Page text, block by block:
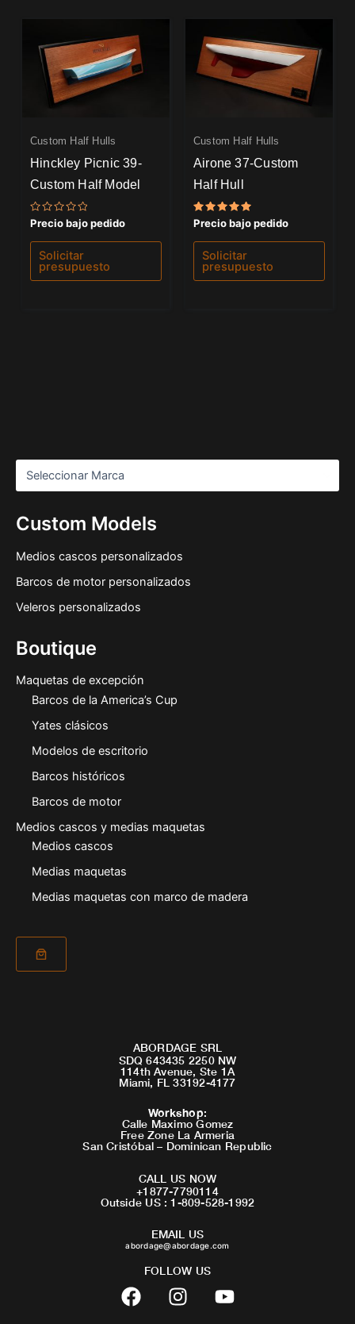
Custom Models
Medios cascos personalizados
Barcos de motor personalizados
Veleros personalizados
Boutique
Maquetas de excepción
Barcos de la America’s Cup
Yates clásicos
Modelos de escritorio
Barcos históricos
Barcos de motor
Medios cascos y medias maquetas
Medios cascos
Medias maquetas
Medias maquetas con marco de madera
Custom Half Hulls
Hinckley Picnic 39-
Custom Half Model
Valorado
con
0
de
Precio bajo pedido
Solicitar
presupuesto
Custom Half Hulls
Airone 37-Custom
Half Hull
Valorado
con
5.00
de 5
Precio bajo pedido
Solicitar
presupuesto
ABORDAGE SRL
SDQ 643435 2250 NW
114th Avenue, Ste 1A
Miami, FL 33192-4177
Workshop:
Calle Maximo Gomez
Free Zone La Armeria
San Cristóbal – Dominican Republic
CALL US NOW
+1877-7790114
Outside US : 1-809-528-1992
EMAIL US
abordage@abordage.com
FOLLOW US
F
a
I
n
Y
o